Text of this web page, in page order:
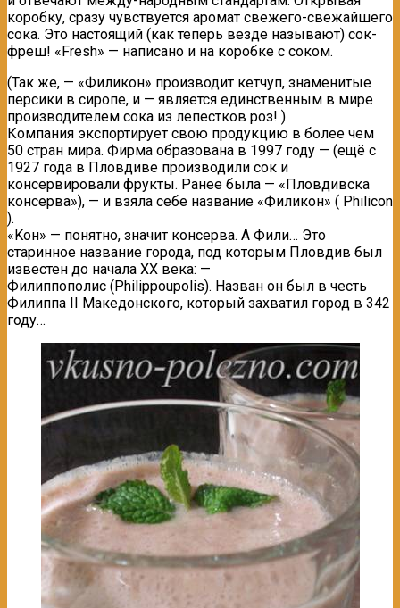
коробку, сразу чувствуется аромат свежего-свежайшего
сока. Это настоящий (как теперь везде называют) сок-
фреш! «Fresh» — написано и на коробке с соком.
(Так же, — «Филикон» производит кетчуп, знаменитые
персики в сиропе, и — является единственным в мире
производителем сока из лепестков роз! )
Компания экспортирует свою продукцию в более чем
50 стран мира. Фирма образована в 1997 году — (ещё с
1927 года в Пловдиве производили сок и
консервировали фрукты. Ранее была — «Пловдивска
консерва»), — и взяла себе название «Филикон» ( Philicon
).
«Kон» — понятно, значит консерва. А Фили… Это
старинное название города, под которым Пловдив был
известен до начала ХХ века: —
Филиппопoлис (Philippoupolis). Назван он был в честь
Филиппа II Македонского, который захватил город в 342
году…